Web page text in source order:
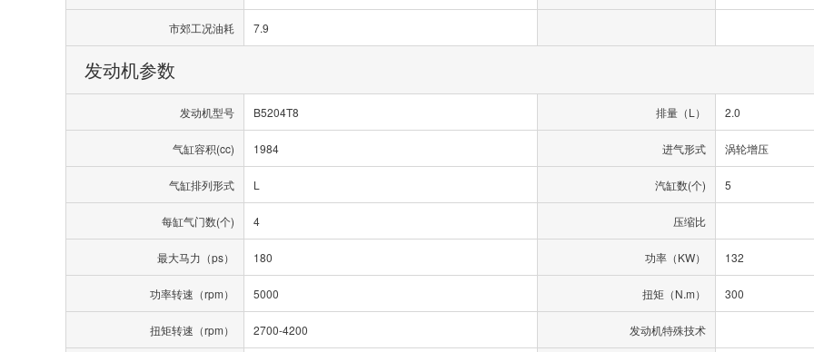
市郊工况油耗 7.9
发动机参数
发动机型号 B5204T8 排量（L） 2.0
气缸容积(cc) 1984 进气形式 涡轮增压
气缸排列形式 L 汽缸数(个) 5
每缸气门数(个) 4 压缩比
最大马力（ps） 180 功率（KW） 132
功率转速（rpm） 5000 扭矩（N.m） 300
扭矩转速（rpm） 2700-4200 发动机特殊技术